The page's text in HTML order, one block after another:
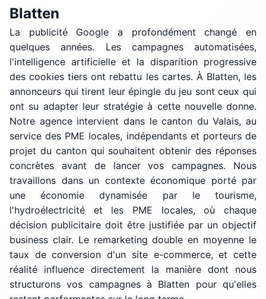
Blatten
La publicité Google a profondément changé en
quelques années. Les campagnes automatisées,
l'intelligence artificielle et la disparition progressive
des cookies tiers ont rebattu les cartes. À Blatten, les
annonceurs qui tirent leur épingle du jeu sont ceux qui
ont su adapter leur stratégie à cette nouvelle donne.
Notre agence intervient dans le canton du Valais, au
service des PME locales, indépendants et porteurs de
projet du canton qui souhaitent obtenir des réponses
concrètes avant de lancer vos campagnes. Nous
travaillons dans un contexte économique porté par
une économie dynamisée par le tourisme,
l'hydroélectricité et les PME locales, où chaque
décision publicitaire doit être justifiée par un objectif
business clair. Le remarketing double en moyenne le
taux de conversion d'un site e-commerce, et cette
réalité influence directement la manière dont nous
structurons vos campagnes à Blatten pour qu'elles